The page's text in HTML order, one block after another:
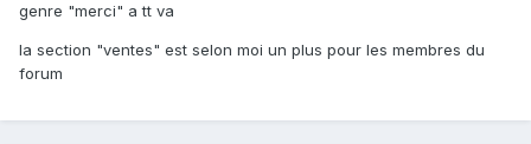
genre "merci" a tt va
la section "ventes" est selon moi un plus pour les membres du
forum